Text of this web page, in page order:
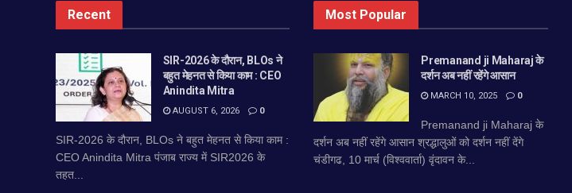
Recent
SIR-2026 के दौरान, BLOs ने
बहुत मेहनत से किया काम : CEO
Anindita Mitra
AUGUST 6, 2026 0
SIR-2026 के दौरान, BLOs ने बहुत मेहनत से किया काम :
CEO Anindita Mitra पंजाब राज्य में SIR2026 के
तहत...
Most Popular
Premanand ji Maharaj के
दर्शन अब नहीं रहेंगे आसान
MARCH 10, 2025 0
Premanand ji Maharaj के
दर्शन अब नहीं रहेंगे आसान श्रद्धालुओं को दर्शन नहीं देंगे
चंडीगढ, 10 मार्च (विश्ववार्ता) वृंदावन के...